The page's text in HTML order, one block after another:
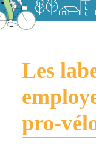
Les
pro-